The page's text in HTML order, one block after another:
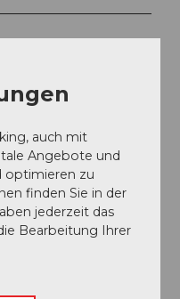
auch mit
Angebote und
optimieren zu
finden Sie in der
jederzeit das
Bearbeitung Ihrer